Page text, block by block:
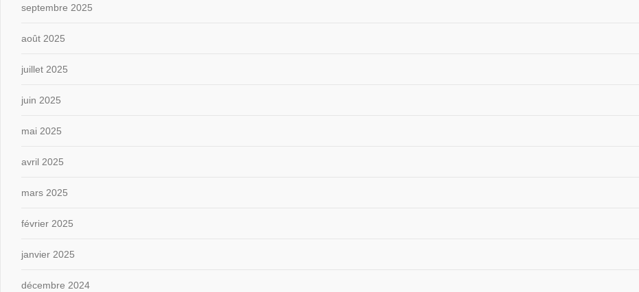
septembre 2025
août 2025
juillet 2025
juin 2025
mai 2025
avril 2025
mars 2025
février 2025
janvier 2025
décembre 2024